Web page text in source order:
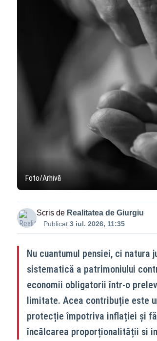
Foto/Arhivă
Scris de Realitatea de Giurgiu
Publicat:3 iul. 2026, 11:35
Nu cuantumul pensiei, ci
sistematică a patrimoniului
economii obligatorii într-o
limitate. Acea contribuție este
protecție împotriva inflației și
încălcarea proporționalității si